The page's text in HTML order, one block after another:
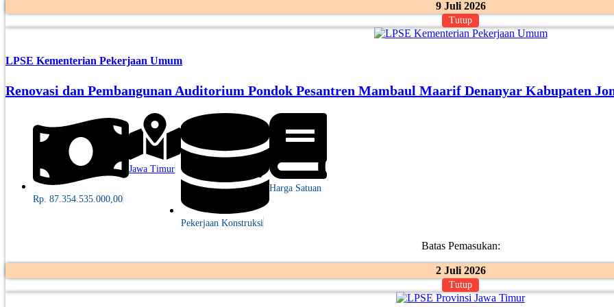
9 Juli 2026
Tutup
LPSE Kementerian Pekerjaan Umum
Renovasi dan Pembangunan Auditorium Pondok Pesantren Mambaul Maarif Denanyar Kabupaten
Rp. 87.354.535.000,00
Jawa Timur
Pekerjaan Konstruksi
Harga Satuan
Batas Pemasukan:
2 Juli 2026
Tutup